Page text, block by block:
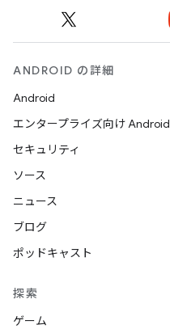
ANDROID の詳細
Android
エンタープライズ向け Android
セキュリティ
ソース
ニュース
ブログ
ポッドキャスト
探索
ゲーム